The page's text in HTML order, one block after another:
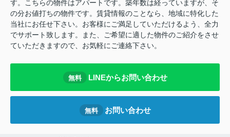
す。こちらの物件はアパートです。築年数は経っていますが、そ
の分お値打ちの物件です。賃貸情報のことなら、地域に特化した
当社にお任せ下さい。お客様にご満足していただけるよう、全力
でサポート致します。また、ご希望に適した物件のご紹介をさせ
ていただきますので、お気軽にご連絡下さい。
無料 LINEからお問い合わせ
無料 お問い合わせ